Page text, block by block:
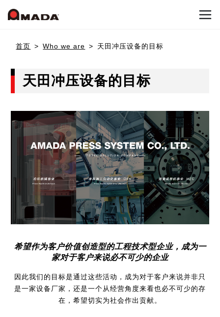
首页
公司信息
公司概要
公司沿革
可持续发展（环境与社会贡献活动）
国内网点
日本网点(冲压机械事业)
冲压加工系统
冲床机械
冲床加工自动化
弹簧成型机
Who we are
天田冲压设备的目标
天田冲压设备的优势
业务介绍
交货实例
联系我们
新闻
Global
首页 Who we are 天田冲压设备的目标
天田冲压设备的目标
希望作为客户价值创造型的工程技术型企业，成为一
家对于客户来说必不可少的企业
因此我们的目标是通过这些活动，成为对于客户来说并非只
是一家设备厂家，还是一个从经营角度来看也必不可少的存
在，希望切实为社会作出贡献。